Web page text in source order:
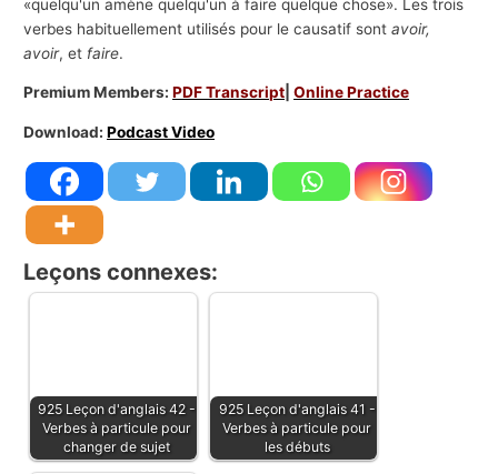
«quelqu'un amène quelqu'un à faire quelque chose». Les trois
verbes habituellement utilisés pour le causatif sontavoir,
avoir, et faire.
Premium Members:PDF Transcript |Online Practice
Download:Podcast Video
Leçons connexes:
925 Leçon d'anglais 42 -
Verbes à particule pour
changer de sujet
925 Leçon d'anglais 41 -
Verbes à particule pour
les débuts